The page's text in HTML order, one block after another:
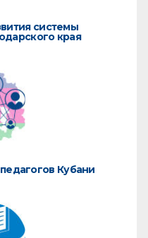
системы
края
Кубани